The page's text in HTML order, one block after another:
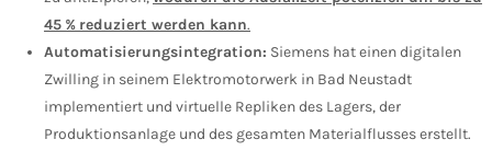
45 % reduziert werden kann.
Automatisierungsintegration: Siemens hat einen digitalen
Zwilling in seinem Elektromotorwerk in Bad Neustadt
implementiert und virtuelle Repliken des Lagers, der
Produktionsanlage und des gesamten Materialflusses erstellt.